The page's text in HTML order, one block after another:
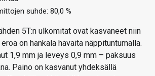
suhde: 80,0 %
5T:n ulkomitat ovat kasvaneet niin
on hankala havaita näppituntumalla.
1,9 mm ja leveys 0,9 mm – paksuus
Paino on kasvanut yhdeksällä